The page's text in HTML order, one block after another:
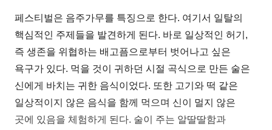
페스티벌은 음주가무를 특징으로 한다. 여기서 일탈의
핵심적인 주제들을 발견하게 된다. 바로 일상적인 허기,
즉 생존을 위협하는 배고픔으로부터 벗어나고 싶은
욕구가 있다. 먹을 것이 귀하던 시절 곡식으로 만든 술은
신에게 바치는 귀한 음식이었다. 또한 고기와 떡 같은
일상적이지 않은 음식을 함께 먹으며 신이 멀지 않은
곳에 있음을 체험하게 된다. 술이 주는 알딸딸함과